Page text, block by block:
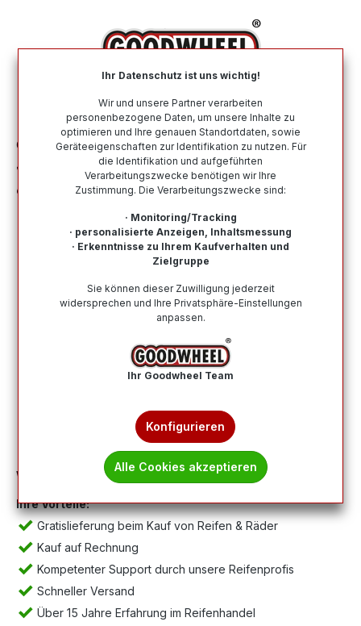
Offroad-Reifen ATV / Quad
JOURNEY AT26x9.00 - 12 TL 49J P350
6PR E4
Wichtig: Abbildung kann abweichen, Lieferung ohne Felge.
Ihre Vorteile:
Gratislieferung beim Kauf von Reifen & Räder
Kauf auf Rechnung
Kompetenter Support durch unsere Reifenprofis
Schneller Versand
Über 15 Jahre Erfahrung im Reifenhandel
Ihr Datenschutz ist uns wichtig!
Wir und unsere Partner verarbeiten
personenbezogene Daten, um unsere Inhalte zu
optimieren und Ihre genauen Standortdaten, sowie
Geräteeigenschaften zur Identifikation zu nutzen. Für
die Identifikation und aufgeführten
Verarbeitungszwecke benötigen wir Ihre
Zustimmung. Die Verarbeitungszwecke sind:
· Monitoring/Tracking
· personalisierte Anzeigen, Inhaltsmessung
· Erkenntnisse zu Ihrem Kaufverhalten und
Zielgruppe
Sie können dieser Zuwilligung jederzeit
widersprechen und Ihre Privatsphäre-Einstellungen
anpassen.
Ihr Goodwheel Team
Konfigurieren
Alle Cookies akzeptieren